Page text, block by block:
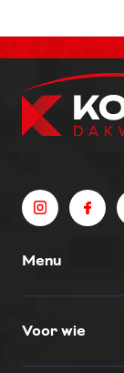
Menu
Voor wie